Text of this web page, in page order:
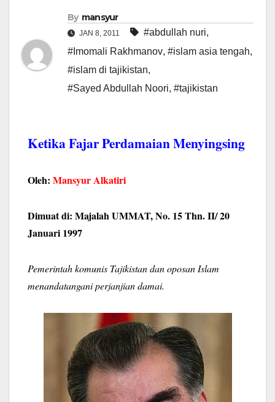
By mansyur
JAN 8, 2011 #abdullah nuri,
#Imomali Rakhmanov, #islam asia tengah,
#islam di tajikistan,
#Sayed Abdullah Noori, #tajikistan
Ketika Fajar Perdamaian Menyingsing
Oleh: Mansyur Alkatiri
Dimuat di: Majalah UMMAT, No. 15 Thn. II/ 20
Januari 1997
Pemerintah komunis Tajikistan dan oposan Islam
menandatangani perjanjian damai.